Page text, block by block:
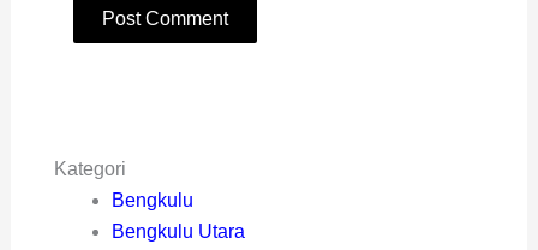
Kategori
Bengkulu
Bengkulu Utara